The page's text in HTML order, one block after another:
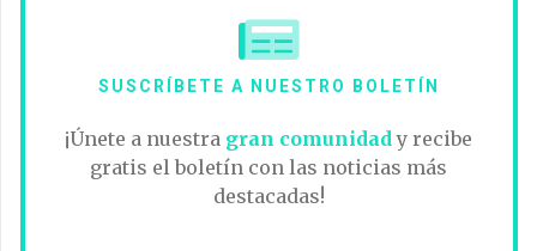
SUSCRÍBETE A NUESTRO BOLETÍN
¡Únete a nuestra gran comunidady recibe
gratis el boletín con las noticias más
destacadas!